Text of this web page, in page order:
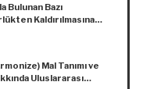
Bulunan Bazı
Kaldırılmasına
Mal Tanımı ve
Uluslararası